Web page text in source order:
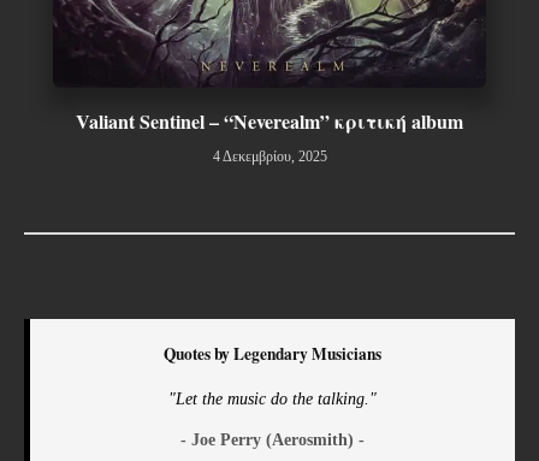
Valiant Sentinel – “Neverealm” κριτική album
4 Δεκεμβρίου, 2025
Quotes by Legendary Musicians
"Let the music do the talking."
- Joe Perry (Aerosmith) -